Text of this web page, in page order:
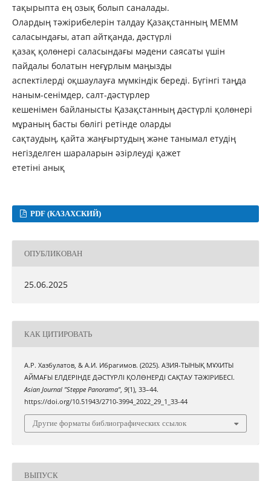
тақырыпта ең озық болып саналады.
Олардың тәжірибелерін талдау Қазақстанның МЕММ
саласындағы, атап айтқанда, дәстүрлі
қазақ қолөнері саласындағы мәдени саясаты үшін
пайдалы болатын неғұрлым маңызды
аспектілерді оқшаулауға мүмкіндік береді. Бүгінгі таңда
наным-сенімдер, салт-дәстүрлер
кешенімен байланысты Қазақстанның дәстүрлі қолөнері
мұраның басты бөлігі ретінде оларды
сақтаудың, қайта жаңғыртудың және танымал етудің
негізделген шараларын әзірлеуді қажет
ететіні анық
PDF (КАЗАХСКИЙ)
ОПУБЛИКОВАН
25.06.2025
КАК ЦИТИРОВАТЬ
А.Р. Хазбулатов, & А.И. Ибрагимов. (2025). АЗИЯ-ТЫНЫҚ МҰХИТЫ
АЙМАҒЫ ЕЛДЕРІНДЕ ДӘСТҮРЛІ ҚОЛӨНЕРДІ САҚТАУ ТӘЖІРИБЕСІ.
Asian Journal "Steppe Panorama", 9(1), 33–44.
https://doi.org/10.51943/2710-3994_2022_29_1_33-44
Другие форматы библиографических ссылок
ВЫПУСК